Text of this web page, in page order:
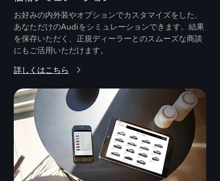
お好みの内外装やオプションでカスタマイズをした、
あなただけのAudiをシミュレーションできます。結果
を保存いただく、正規ディーラーとのスムーズな商談
にもご活用いただけます。
詳しくはこちら